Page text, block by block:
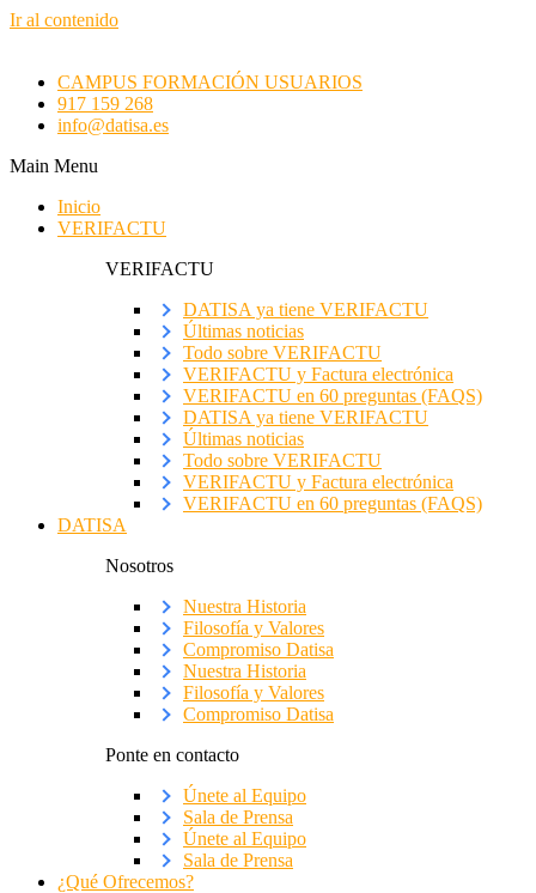
Ir al contenido
CAMPUS FORMACIÓN USUARIOS
917 159 268
info@datisa.es
Main Menu
Inicio
VERIFACTU
VERIFACTU
DATISA ya tiene VERIFACTU
Últimas noticias
Todo sobre VERIFACTU
VERIFACTU y Factura electrónica
VERIFACTU en 60 preguntas (FAQS)
DATISA ya tiene VERIFACTU
Últimas noticias
Todo sobre VERIFACTU
VERIFACTU y Factura electrónica
VERIFACTU en 60 preguntas (FAQS)
DATISA
Nosotros
Nuestra Historia
Filosofía y Valores
Compromiso Datisa
Nuestra Historia
Filosofía y Valores
Compromiso Datisa
Ponte en contacto
Únete al Equipo
Sala de Prensa
Únete al Equipo
Sala de Prensa
¿Qué Ofrecemos?